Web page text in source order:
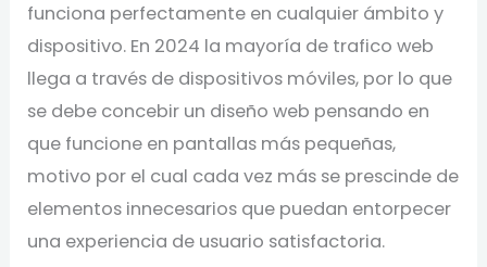
funciona perfectamente en cualquier ámbito y
dispositivo. En 2024 la mayoría de trafico web
llega a través de dispositivos móviles, por lo que
se debe concebir un diseño web pensando en
que funcione en pantallas más pequeñas,
motivo por el cual cada vez más se prescinde de
elementos innecesarios que puedan entorpecer
una experiencia de usuario satisfactoria.